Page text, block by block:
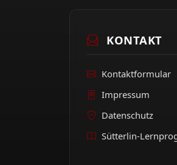
KONTAKT
Kontaktformular
Impressum
Datenschutz
Sütterlin-